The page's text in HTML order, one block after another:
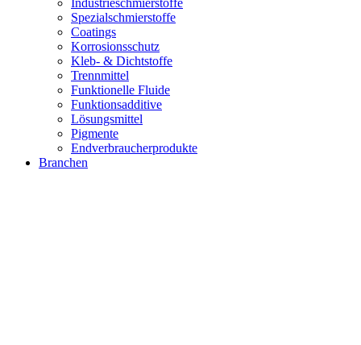
Industrieschmierstoffe
Spezialschmierstoffe
Coatings
Korrosionsschutz
Kleb- & Dichtstoffe
Trennmittel
Funktionelle Fluide
Funktionsadditive
Lösungsmittel
Pigmente
Endverbraucherprodukte
Branchen